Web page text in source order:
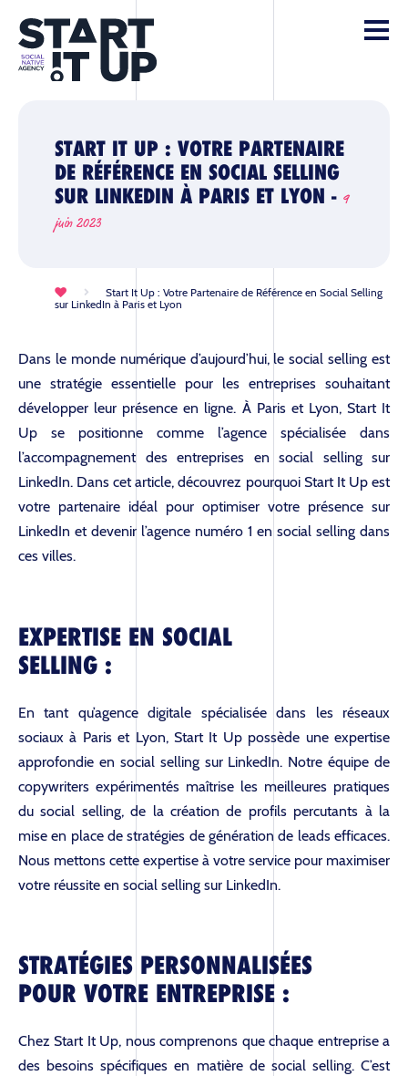
START IT UP : VOTRE PARTENAIRE
DE RÉFÉRENCE EN SOCIAL SELLING
SUR LINKEDIN À PARIS ET LYON - 9
juin 2023
Start It Up : Votre Partenaire de Référence en Social Selling
sur LinkedIn à Paris et Lyon
Dans le monde numérique d’aujourd’hui, le social selling est
une stratégie essentielle pour les entreprises souhaitant
développer leur présence en ligne. À Paris et Lyon, Start It
Up se positionne comme l’agence spécialisée dans
l’accompagnement des entreprises en social selling sur
LinkedIn. Dans cet article, découvrez pourquoi Start It Up est
votre partenaire idéal pour optimiser votre présence sur
LinkedIn et devenir l’agence numéro 1 en social selling dans
ces villes.
EXPERTISE EN SOCIAL
SELLING :
En tant qu’agence digitale spécialisée dans les réseaux
sociaux à Paris et Lyon, Start It Up possède une expertise
approfondie en social selling sur LinkedIn. Notre équipe de
copywriters expérimentés maîtrise les meilleures pratiques
du social selling, de la création de profils percutants à la
mise en place de stratégies de génération de leads efficaces.
Nous mettons cette expertise à votre service pour maximiser
votre réussite en social selling sur LinkedIn.
STRATÉGIES PERSONNALISÉES
POUR VOTRE ENTREPRISE :
Chez Start It Up, nous comprenons que chaque entreprise a
des besoins spécifiques en matière de social selling. C’est